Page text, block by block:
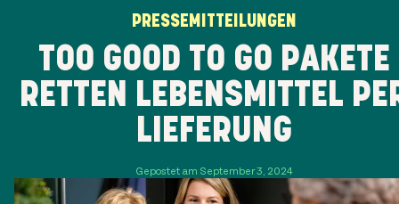
PRESSEMITTEILUNGEN
TOO GOOD TO GO PAKETE
RETTEN LEBENSMITTEL
LIEFERUNG
Gepostet am September 3, 2024